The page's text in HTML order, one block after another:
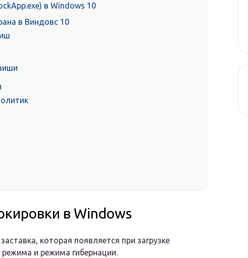
в Windows 10
в Виндовс 10
в Windows
которая появляется при загрузке
и режима гибернации.